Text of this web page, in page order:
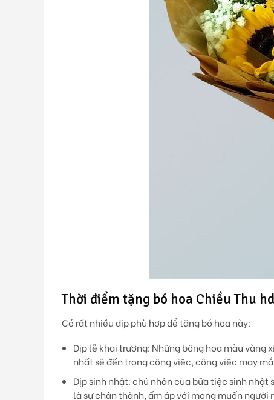
Thời điểm tặng bó hoa Chiều Thu
Có rất nhiều dịp phù hợp để tặng bó hoa này:
Dịp lễ khai trương: Những bông hoa màu vàng
nhất sẽ đến trong công việc, công việc may
Dịp sinh nhật: chủ nhân của bữa tiệc sinh
là sự chân thành, ấm áp với mong muốn